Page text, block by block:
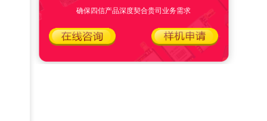
确保四信产品深度契合贵司业务需求